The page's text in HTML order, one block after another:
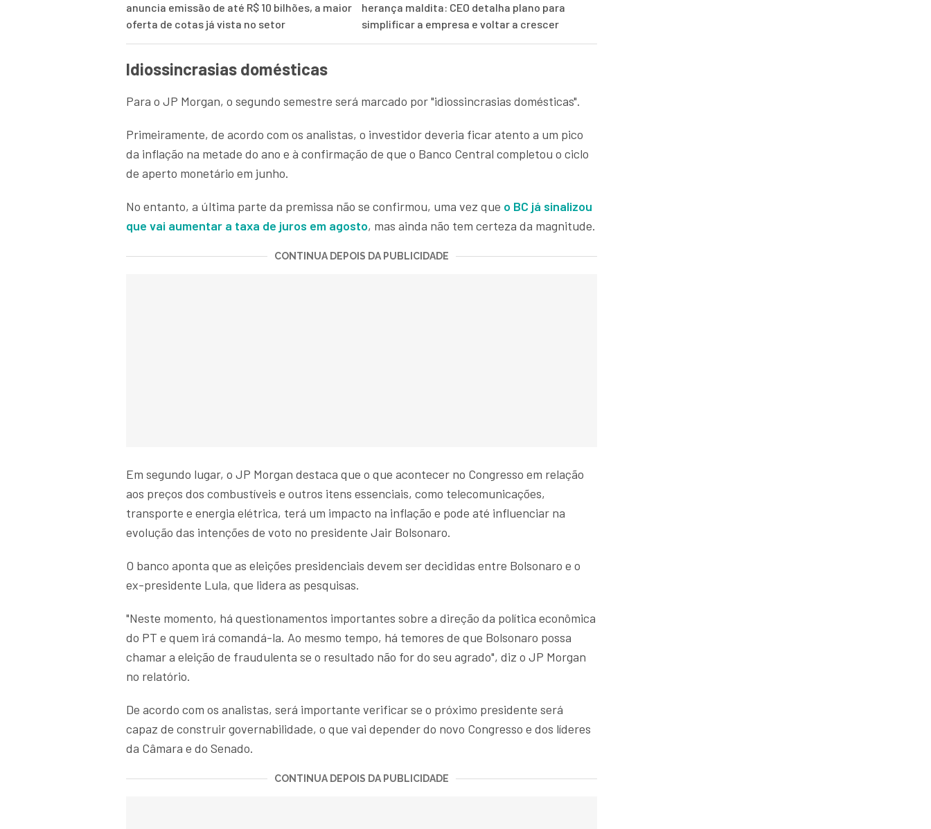
anuncia emissão de até R$ 10 bilhões, a maior
oferta de cotas já vista no setor
herança maldita: CEO detalha plano para
simplificar a empresa e voltar a crescer
Idiossincrasias domésticas
Para o JP Morgan, o segundo semestre será marcado por "idiossincrasias domésticas".
Primeiramente, de acordo com os analistas, o investidor deveria ficar atento a um pico
da inflação na metade do ano e à confirmação de que o Banco Central completou o ciclo
de aperto monetário em junho.
No entanto, a última parte da premissa não se confirmou, uma vez que o BC já sinalizou
que vai aumentar a taxa de juros em agosto, mas ainda não tem certeza da magnitude.
CONTINUA DEPOIS DA PUBLICIDADE
Em segundo lugar, o JP Morgan destaca que o que acontecer no Congresso em relação
aos preços dos combustíveis e outros itens essenciais, como telecomunicações,
transporte e energia elétrica, terá um impacto na inflação e pode até influenciar na
evolução das intenções de voto no presidente Jair Bolsonaro.
O banco aponta que as eleições presidenciais devem ser decididas entre Bolsonaro e o
ex-presidente Lula, que lidera as pesquisas.
"Neste momento, há questionamentos importantes sobre a direção da política econômica
do PT e quem irá comandá-la. Ao mesmo tempo, há temores de que Bolsonaro possa
chamar a eleição de fraudulenta se o resultado não for do seu agrado", diz o JP Morgan
no relatório.
De acordo com os analistas, será importante verificar se o próximo presidente será
capaz de construir governabilidade, o que vai depender do novo Congresso e dos líderes
da Câmara e do Senado.
CONTINUA DEPOIS DA PUBLICIDADE